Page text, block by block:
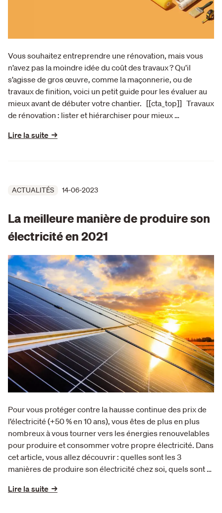
Vous souhaitez entreprendre une rénovation, mais vous
n’avez pas la moindre idée du coût des travaux ? Qu’il
s’agisse de gros œuvre, comme la maçonnerie, ou de
travaux de finition, voici un petit guide pour les évaluer au
mieux avant de débuter votre chantier. [[cta_top]] Travaux
de rénovation : lister et hiérarchiser pour mieux …
Lire la suite →
ACTUALITÉS 14-06-2023
La meilleure manière de produire son
électricité en 2021
Pour vous protéger contre la hausse continue des prix de
l’électricité (+50 % en 10 ans), vous êtes de plus en plus
nombreux à vous tourner vers les énergies renouvelables
pour produire et consommer votre propre électricité. Dans
cet article, vous allez découvrir : quelles sont les 3
manières de produire son électricité chez soi, quels sont …
Lire la suite →